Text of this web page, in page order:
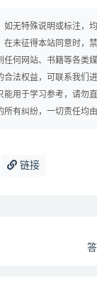
如无特殊说明或标注，
未征得本站同意时，禁
任何网站、书籍等各类
法权益，可联系我们进
能用于学习参考，请勿
有纠纷，一切责任均由
链接